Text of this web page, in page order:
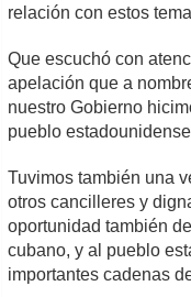
relación con estos
Que escuchó con
apelación que a
nuestro Gobierno
pueblo
Tuvimos también una
otros cancilleres y
oportunidad también
cubano, y al pueblo
importantes cadenas